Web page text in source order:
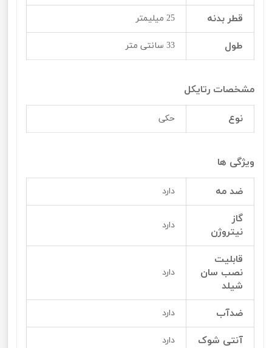
قطر بدنه 25 میلیمتر
طول 33 سانتی متر
مشخصات رتایکل
نوع حکی
ویژگی ها
ضد مه دارد
گاز
نیتروژن
دارد
قابلیت
نصب سان
شیلد
دارد
ضدآب دارد
آنتی شوک دارد